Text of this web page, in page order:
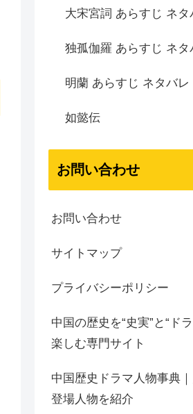
大宋宮詞 あらすじ ネタ
独孤伽羅 あらすじ ネタ
明蘭 あらすじ ネタバレ
如懿伝
お問い合わせ
お問い合わせ
サイトマップ
プライバシーポリシー
中国の歴史を“史実”と“ド
楽しむ専門サイト
中国歴史ドラマ人物事典
登場人物を紹介